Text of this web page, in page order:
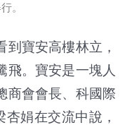
。
寶安高樓林立，
飛。寶安是一塊人
商會會長、科國際
娟在交流中說，